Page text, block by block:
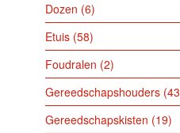
Dozen 6
Etuis 58
Foudralen 2
Gereedschapshouders 43
Gereedschapskisten 19